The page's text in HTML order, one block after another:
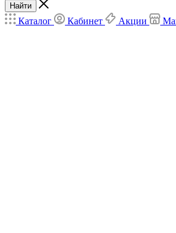
Найти
Каталог Кабинет Акции